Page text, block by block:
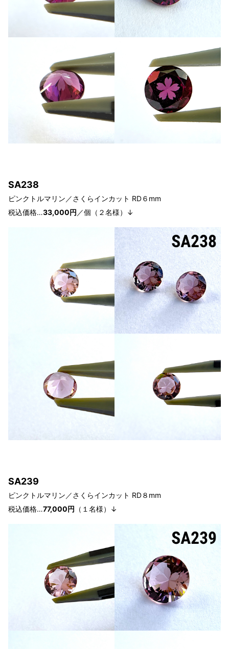
SA238
ピンクトルマリン ／さくらインカット RD６ mm
税込価格…33,000円 ／個（２名様）↓
SA239
ピンクトルマリン／さくらインカット RD８ mm
税込価格…77,000円 （１ 名様）↓